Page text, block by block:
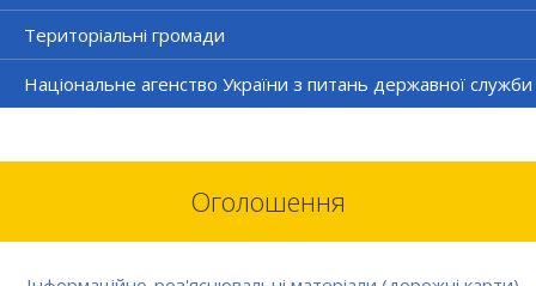
Територіальні громади
Національне агенство України з питань державної служби
Оголошення